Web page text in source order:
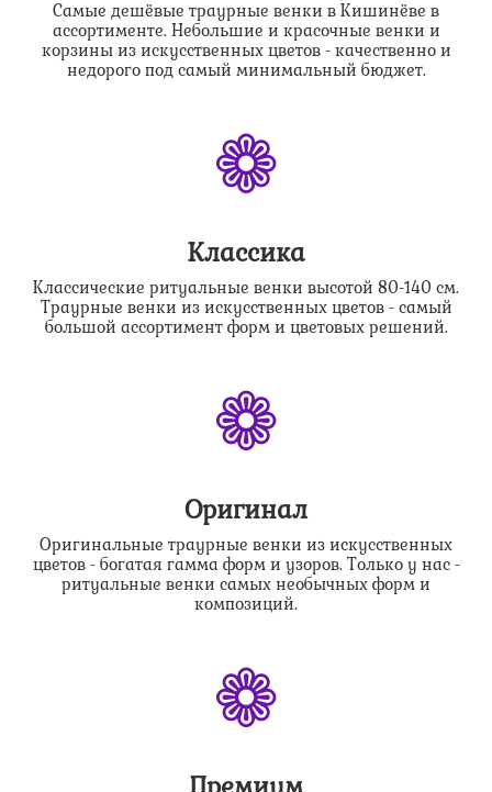
Самые дешёвые траурные венки в Кишинёве в
ассортименте. Небольшие и красочные венки и
корзины из искусственных цветов - качественно и
недорого под самый минимальный бюджет.
❁
Классика
Классические ритуальные венки высотой 80-140 см.
Траурные венки из искусственных цветов - самый
большой ассортимент форм и цветовых решений.
❁
Оригинал
Оригинальные траурные венки из искусственных
цветов - богатая гамма форм и узоров. Только у нас -
ритуальные венки самых необычных форм и
композиций.
❁